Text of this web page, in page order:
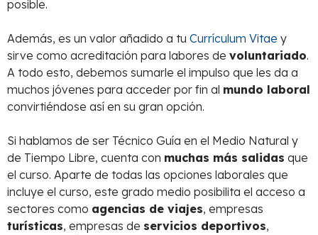
posible.
Además, es un valor añadido a tu Currículum Vitae y
sirve como acreditación para labores de voluntariado.
A todo esto, debemos sumarle el impulso que les da a
muchos jóvenes para acceder por fin al mundo laboral
convirtiéndose así en su gran opción.
Si hablamos de ser Técnico Guía en el Medio Natural y
de Tiempo Libre, cuenta con muchas más salidas que
el curso. Aparte de todas las opciones laborales que
incluye el curso, este grado medio posibilita el acceso a
sectores como agencias de viajes, empresas
turísticas, empresas de servicios deportivos,